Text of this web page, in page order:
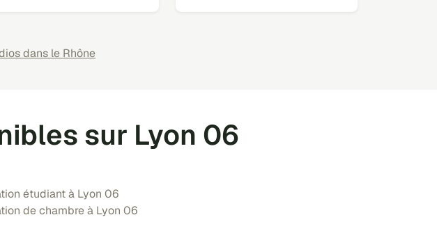
dans le Rhône
sur Lyon 06
étudiant à Lyon 06
de chambre à Lyon 06